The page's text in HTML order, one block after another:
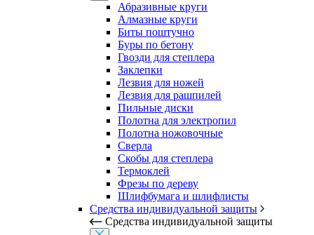
Абразивные круги
Алмазные круги
Биты поштучно
Буры по бетону
Гвозди для степлера
Заклепки
Лезвия для ножей
Лезвия для рашпилей
Пильные диски
Полотна для электропил
Полотна ножовочные
Сверла
Скобы для степлера
Термоклей
Фрезы по дереву
Шлифбумага и шлифлисты
Средства индивидуальной защиты
Средства индивидуальной защиты